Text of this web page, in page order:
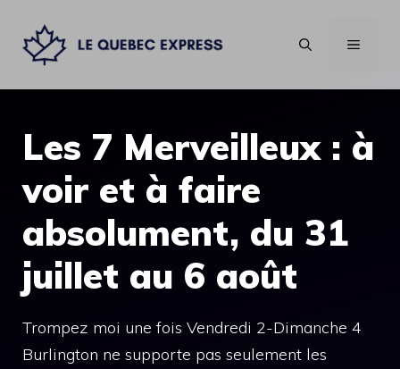
contenu
MENU
Les 7 Merveilleux : à
voir et à faire
absolument, du 31
juillet au 6 août
Trompez moi une fois Vendredi 2-Dimanche 4
Burlington ne supporte pas seulement les